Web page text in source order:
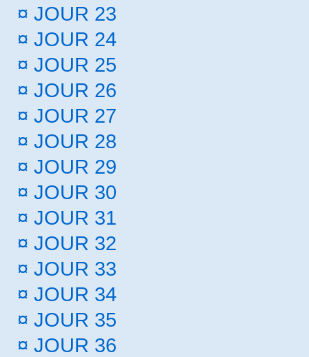
¤ JOUR 23
¤ JOUR 24
¤ JOUR 25
¤ JOUR 26
¤ JOUR 27
¤ JOUR 28
¤ JOUR 29
¤ JOUR 30
¤ JOUR 31
¤ JOUR 32
¤ JOUR 33
¤ JOUR 34
¤ JOUR 35
¤ JOUR 36